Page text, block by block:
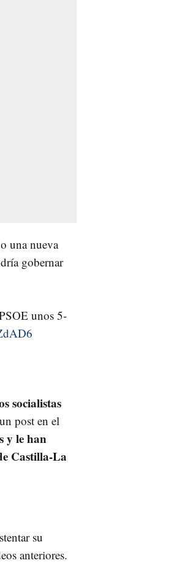
una nueva
gobernar
unos 5-
socialistas
post en el
y le han
Castilla-La
su
anteriores.